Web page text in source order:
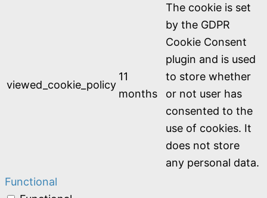
viewed_cookie_policy
11
months
The cookie is set
by the GDPR
Cookie Consent
plugin and is used
to store whether
or not user has
consented to the
use of cookies. It
does not store
any personal data.
Functional